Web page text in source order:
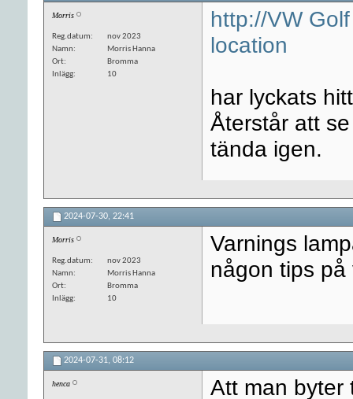
Morris
Reg.datum
nov 2023
Namn
Morris Hanna
Ort
Bromma
Inlägg
10
http://VW
location
har lyckats
Återstår att
tända igen.
2024-07-30, 22:41
Morris
Reg.datum
nov 2023
Namn
Morris Hanna
Ort
Bromma
Inlägg
10
Varnings
någon tips
2024-07-31, 08:12
henca
Att man byter